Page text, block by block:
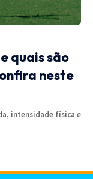
quais são
neste
intensidade física e